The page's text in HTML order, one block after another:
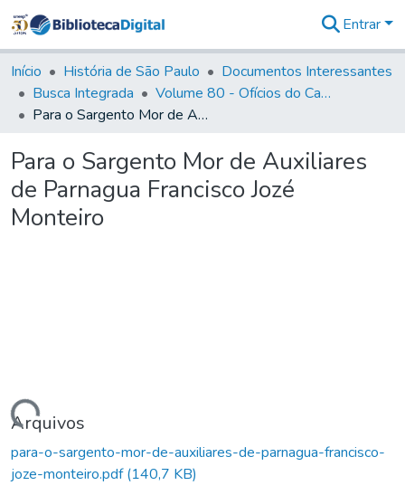
&
Coleções
Tudo na
Biblioteca
Estatísticas
Entrar
Início História de São Paulo
Documentos Interessantes
Busca Integrada
Volume 80 - Ofícios do Capitão General Martim Lopes Lobo de Saldanha (1777-1780)
Para o Sargento Mor de Auxiliares de Parnagua Francisco Jozé Monteiro
Para o Sargento Mor de Auxiliares
de Parnagua Francisco Jozé
Monteiro
Carregando...
Arquivos
para-o-sargento-mor-de-auxiliares-de-parnagua-francisco-
joze-monteiro.pdf(140,7 KB)